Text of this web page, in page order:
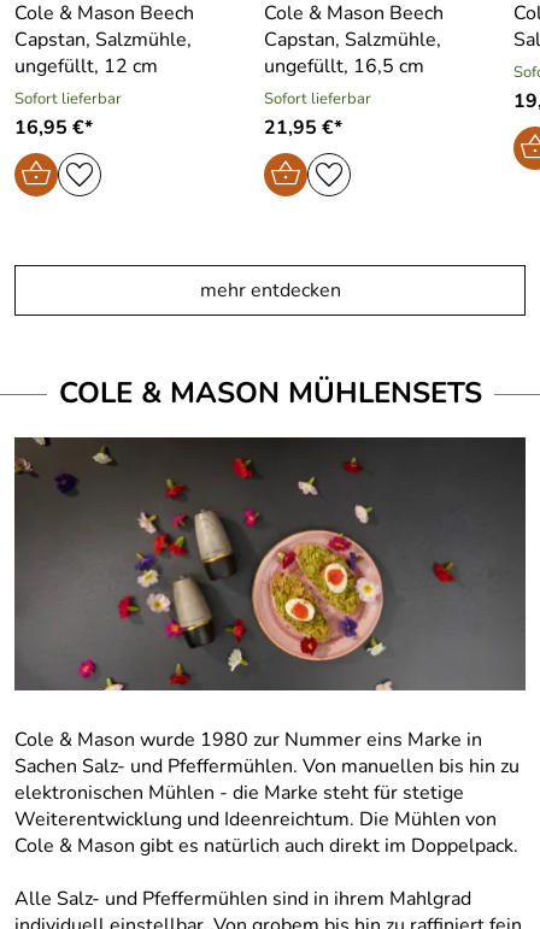
Cole & Mason Beech
Capstan, Salzmühle,
ungefüllt, 12 cm
Sofort lieferbar
16,95 €*
Cole & Mason Beech
Capstan, Salzmühle,
ungefüllt, 16,5 cm
Sofort lieferbar
21,95 €*
mehr entdecken
COLE & MASON MÜHLENSETS
Cole & Mason wurde 1980 zur Nummer eins Marke in
Sachen Salz- und Pfeffermühlen. Von manuellen bis hin zu
elektronischen Mühlen - die Marke steht für stetige
Weiterentwicklung und Ideenreichtum. Die Mühlen von
Cole & Mason gibt es natürlich auch direkt im Doppelpack.
Alle Salz- und Pfeffermühlen sind in ihrem Mahlgrad